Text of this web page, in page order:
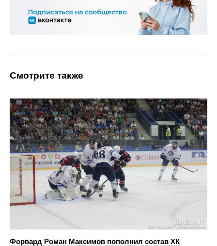
Смотрите также
Форвард Роман Максимов пополнил состав ХК